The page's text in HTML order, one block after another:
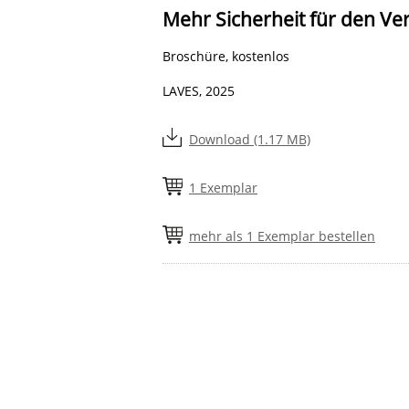
Mehr Sicherheit für den
Broschüre, kostenlos
LAVES, 2025
Download (1.17 MB)
1 Exemplar
mehr als 1 Exemplar bestellen